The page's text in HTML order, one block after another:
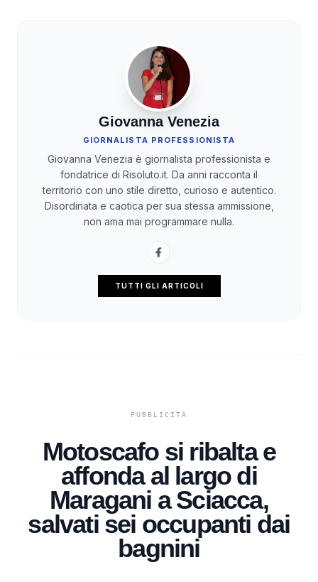
Giovanna Venezia
GIORNALISTA PROFESSIONISTA
Giovanna Venezia è giornalista professionista e
fondatrice di Risoluto.it. Da anni racconta il
territorio con uno stile diretto, curioso e autentico.
Disordinata e caotica per sua stessa ammissione,
non ama mai programmare nulla.
TUTTI GLI ARTICOLI
Motoscafo si ribalta e
affonda al largo di
Maragani a Sciacca,
salvati sei occupanti dai
bagnini